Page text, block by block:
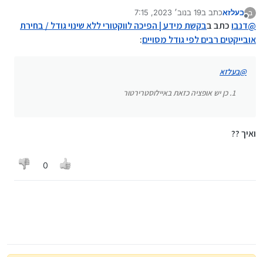
כן יש אופציה כזאת באיילוסטרירטור ב
מנותק
בעלזאכתב ב19 בנוב׳ 2023, 7:15
נערך לאחרונה על ידי
@דנבוכתב בבקשת מידע | הפיכה לווקטורי ללא שינוי גודל / בחירת
אובייקטים רבים לפי גודל מסויים:
@בעלזא
כן יש אופציה כזאת באיילוסטרירטור
ואיך ??
0